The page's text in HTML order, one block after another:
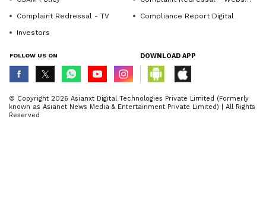
Complaint Redressal - TV
Compliance Report Digital
Investors
FOLLOW US ON DOWNLOAD APP
© Copyright 2026 Asianxt Digital Technologies Private Limited (Formerly
known as Asianet News Media & Entertainment Private Limited) | All Rights
Reserved